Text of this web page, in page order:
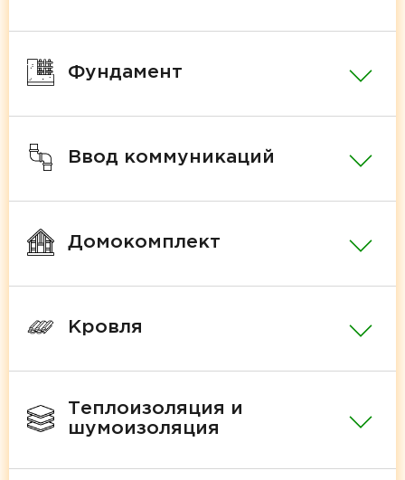
Фундамент
Ввод коммуникаций
Домокомплект
Кровля
Теплоизоляция и
шумоизоляция